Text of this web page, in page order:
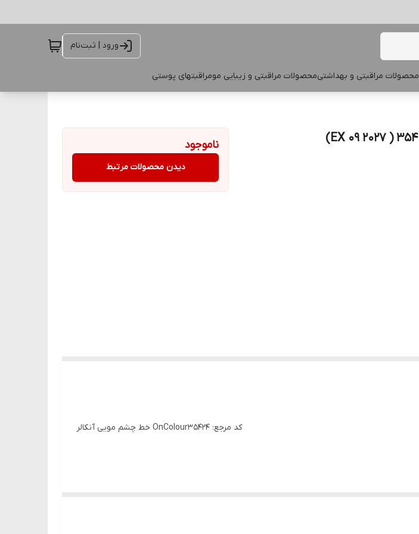
ورود | ثبت‌نام
محصولات مراقبتی و بهداشتیمحصولات مراقبتی و زیبایی مومراقبتهای پوستی
ناموجود
دیدن محصولات مرتبط
خط چشم مویی آنکالر OnColourکد مرجع: 35424